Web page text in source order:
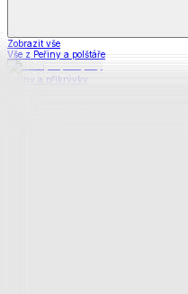
Zobrazit vše
Vše z Peřiny a polštáře
Peřiny a přikrývky